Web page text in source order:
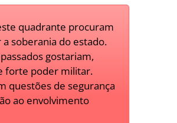
quadrante procuram
soberania do estado.
gostariam,
forte poder militar.
questões de segurança
ao envolvimento